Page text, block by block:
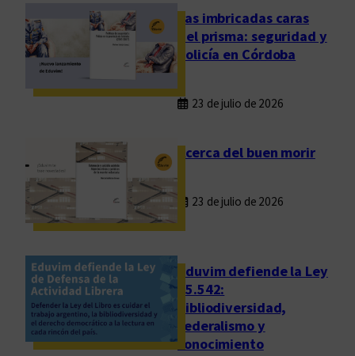
e
c
r
d
i
n
i
ó
n
q
u
Las imbricadas caras
del prisma: seguridad y
policía en Córdoba
23 de julio de 2026
Acerca del buen morir
23 de julio de 2026
Eduvim defiende la Ley
25.542:
bibliodiversidad,
federalismo y
conocimiento